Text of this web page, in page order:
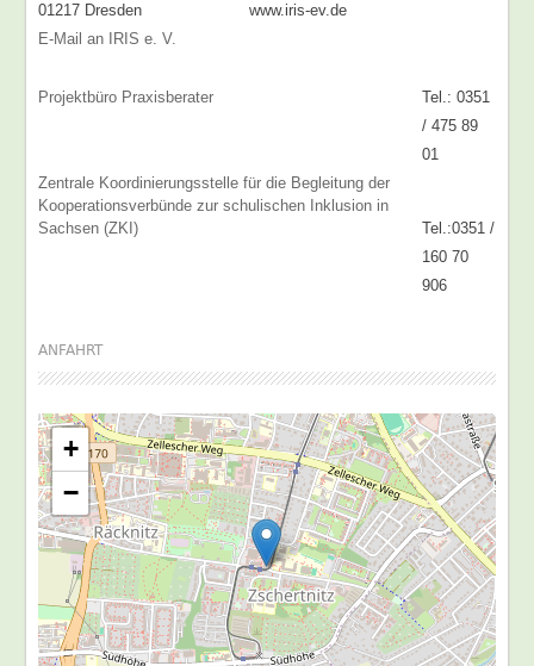
01217 Dresden
www.iris-ev.de
E-Mail an IRIS e. V.
Projektbüro Praxisberater
Tel.: 0351
/ 475 89
01
Zentrale Koordinierungsstelle für die Begleitung der
Kooperationsverbünde zur schulischen Inklusion in
Sachsen (ZKI)
Tel.:0351 /
160 70
906
ANFAHRT
+
−